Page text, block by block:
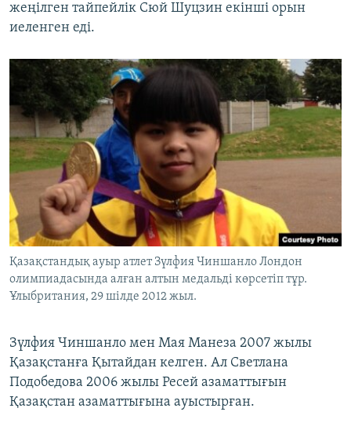
жеңілген тайпейлік Сюй Шуцзин екінші орын
иеленген еді.
Қазақстандық ауыр атлет Зүлфия Чиншанло Лондон
олимпиадасында алған алтын медальді көрсетіп тұр.
Ұлыбритания, 29 шілде 2012 жыл.
Зүлфия Чиншанло мен Мая Манеза 2007 жылы
Қазақстанға Қытайдан келген. Ал Светлана
Подобедова 2006 жылы Ресей азаматтығын
Қазақстан азаматтығына ауыстырған.